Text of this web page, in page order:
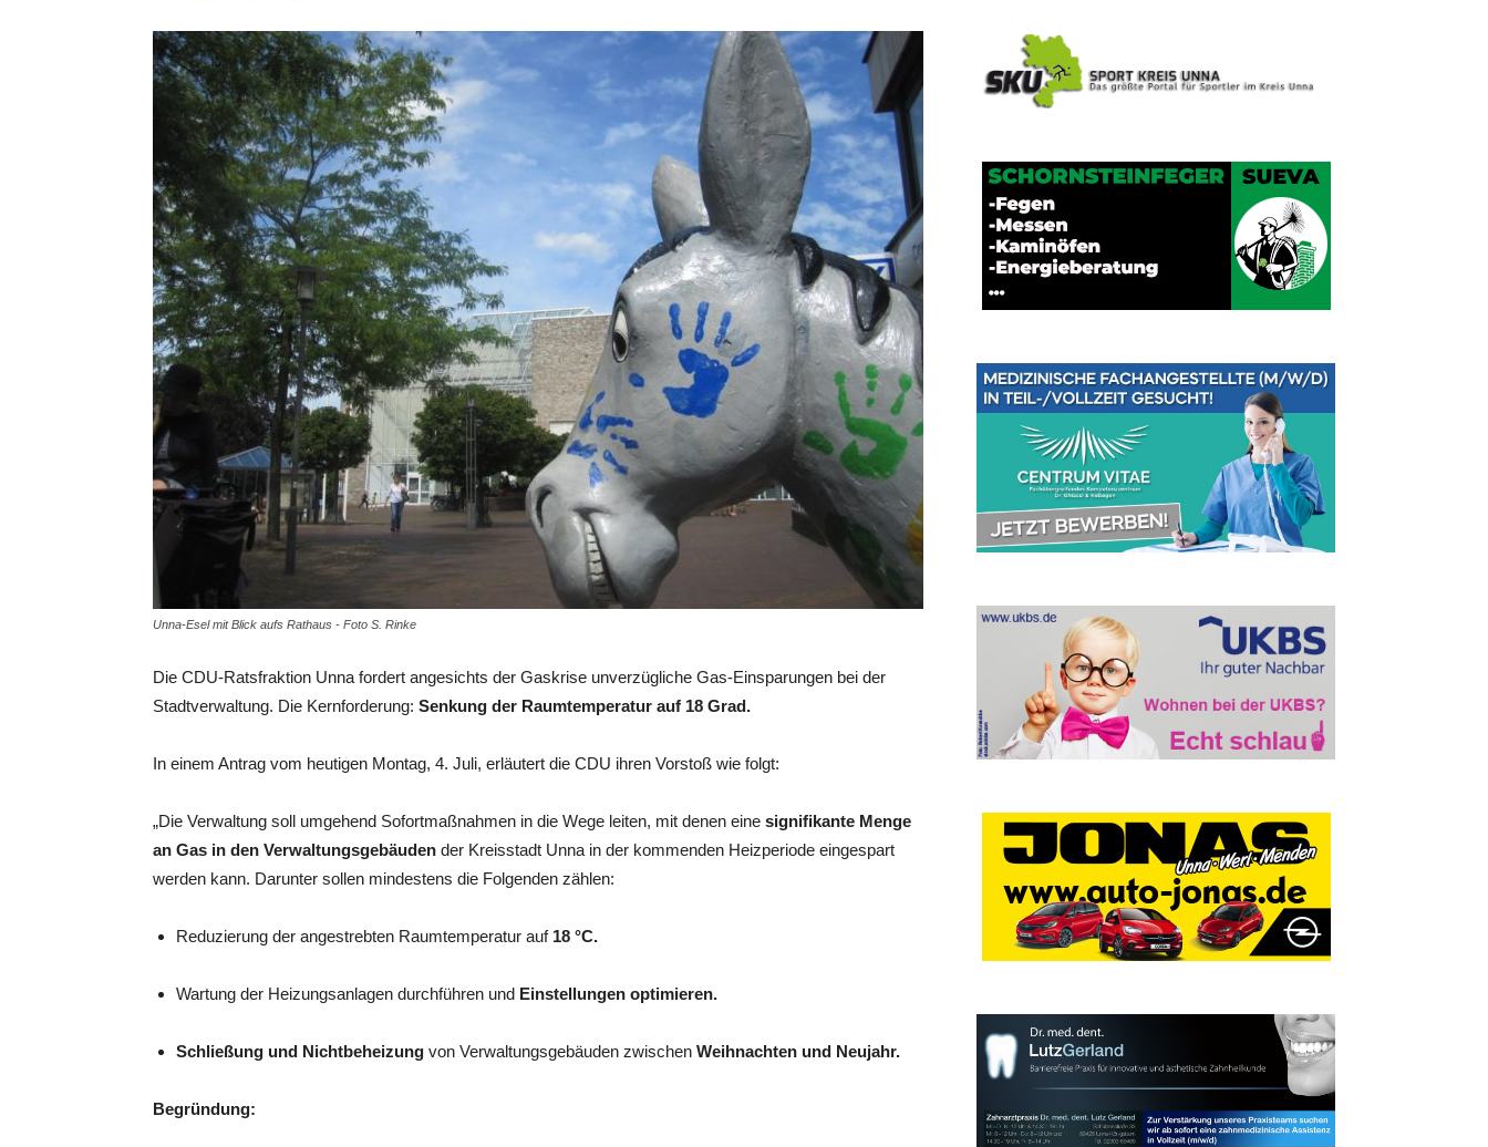
Unna-Esel mit Blick aufs Rathaus - Foto S. Rinke
Die CDU-Ratsfraktion Unna fordert angesichts der Gaskrise unverzügliche Gas-Einsparungen bei der
Stadtverwaltung. Die Kernforderung: Senkung der Raumtemperatur auf 18 Grad.
In einem Antrag vom heutigen Montag, 4. Juli, erläutert die CDU ihren Vorstoß wie folgt:
„Die Verwaltung soll umgehend Sofortmaßnahmen in die Wege leiten, mit denen eine signifikante Menge
an Gas in den Verwaltungsgebäuden der Kreisstadt Unna in der kommenden Heizperiode eingespart
werden kann. Darunter sollen mindestens die Folgenden zählen:
Reduzierung der angestrebten Raumtemperatur auf 18 °C.
Wartung der Heizungsanlagen durchführen und Einstellungen optimieren.
Schließung und Nichtbeheizung von Verwaltungsgebäuden zwischen Weihnachten und Neujahr.
Begründung: